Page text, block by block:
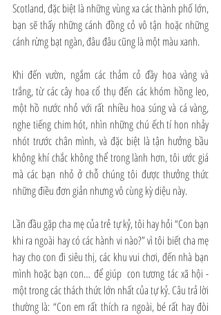
Scotland, đặc biệt là những vùng xa các thành phố lớn,
bạn sẽ thấy những cánh đồng cỏ vô tận hoặc những
cánh rừng bạt ngàn, đâu đâu cũng là một màu xanh.
Khi đến vườn, ngắm các thảm cỏ đầy hoa vàng và
trắng, từ các cây hoa cổ thụ đến các khóm hồng leo,
một hồ nước nhỏ với rất nhiều hoa súng và cá vàng,
nghe tiếng chim hót, nhìn những chú ếch tí hon nhảy
nhót trước chân mình, và đặc biệt là tận hưởng bầu
không khí chắc không thể trong lành hơn, tôi ước giá
mà các bạn nhỏ ở chỗ chúng tôi được thưởng thức
những điều đơn giản nhưng vô cùng kỳ diệu này.
Lần đầu gặp cha mẹ của trẻ tự kỷ, tôi hay hỏi “Con bạn
khi ra ngoài hay có các hành vi nào?” vì tôi biết cha mẹ
hay cho con đi siêu thị, các khu vui chơi, đến nhà bạn
mình hoặc bạn con… để giúp  con tương tác xã hội -
một trong các thách thức lớn nhất của tự kỷ. Câu trả lời
thường là: “Con em rất thích ra ngoài, bé rất hay đòi